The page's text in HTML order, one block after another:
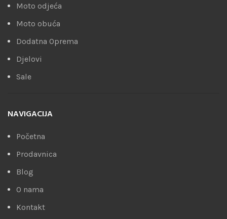
Moto odjeća
Moto obuća
Dodatna Oprema
Djelovi
Sale
NAVIGACIJA
Početna
Prodavnica
Blog
O nama
Kontakt